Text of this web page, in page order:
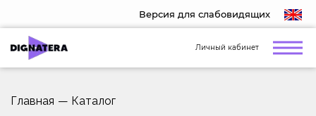
Версия для слабовидящих
Личный кабинет
Главная — Каталог